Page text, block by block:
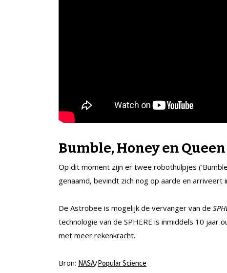
Bumble, Honey en Queen
Op dit moment zijn er twee robothulpjes
genaamd, bevindt zich nog op aarde en arriveert
De Astrobee is mogelijk de vervanger van de
technologie van de SPHERE is inmiddels 10 jaar
met meer rekenkracht.
Bron: NASA/Popular Science